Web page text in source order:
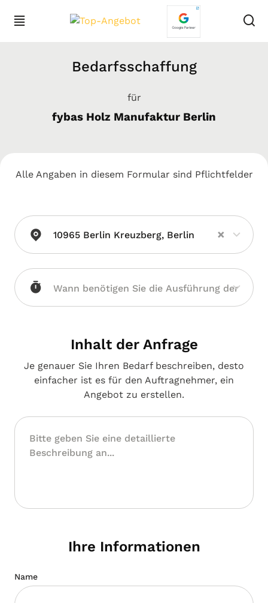
Bedarfsschaffung
für
fybas Holz Manufaktur Berlin
Alle Angaben in diesem Formular sind Pflichtfelder
10965 Berlin Kreuzberg, Berlin ×
Inhalt der Anfrage
Je genauer Sie Ihren Bedarf beschreiben, desto
einfacher ist es für den Auftragnehmer, ein
Angebot zu erstellen.
Ihre Informationen
Name